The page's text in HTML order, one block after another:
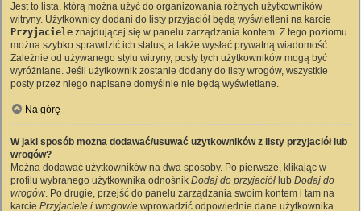
Jest to lista, którą można użyć do organizowania różnych użytkowników
witryny. Użytkownicy dodani do listy przyjaciół będą wyświetleni na karcie
Przyjaciele znajdującej się w panelu zarządzania kontem. Z tego poziomu
można szybko sprawdzić ich status, a także wysłać prywatną wiadomość.
Zależnie od używanego stylu witryny, posty tych użytkowników mogą być
wyróżniane. Jeśli użytkownik zostanie dodany do listy wrogów, wszystkie
posty przez niego napisane domyślnie nie będą wyświetlane.
Na górę
W jaki sposób można dodawać/usuwać użytkowników z listy przyjaciół lub
wrogów?
Można dodawać użytkowników na dwa sposoby. Po pierwsze, klikając w
profilu wybranego użytkownika odnośnik Dodaj do przyjaciół lub Dodaj do
wrogów. Po drugie, przejść do panelu zarządzania swoim kontem i tam na
karcie Przyjaciele i wrogowie wprowadzić odpowiednie dane użytkownika.